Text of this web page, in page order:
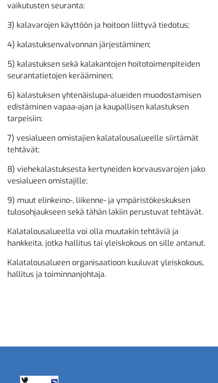
vaikutusten seuranta;
3) kalavarojen käyttöön ja hoitoon liittyvä tiedotus;
4) kalastuksenvalvonnan järjestäminen;
5) kalastuksen sekä kalakantojen hoitotoimenpiteiden
seurantatietojen kerääminen;
6) kalastuksen yhtenäislupa-alueiden muodostamisen
edistäminen vapaa-ajan ja kaupallisen kalastuksen
tarpeisiin;
7) vesialueen omistajien kalatalousalueelle siirtämät
tehtävät;
8) viehekalastuksesta kertyneiden korvausvarojen jako
vesialueen omistajille;
9) muut elinkeino-, liikenne- ja ympäristökeskuksen
tulosohjaukseen sekä tähän lakiin perustuvat tehtävät.
Kalatalousalueella voi olla muutakin tehtäviä ja
hankkeita, jotka hallitus tai yleiskokous on sille antanut.
Kalatalousalueen organisaatioon kuuluvat yleiskokous,
hallitus ja toiminnanjohtaja.